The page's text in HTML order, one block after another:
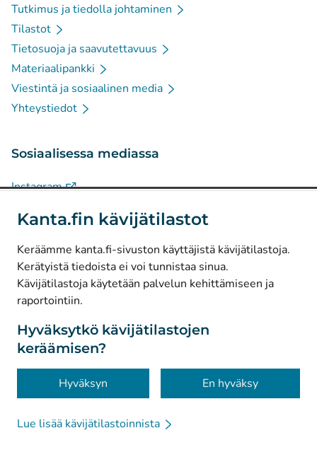
Kanta.fin kävijätilastot
Keräämme kanta.fi-sivuston käyttäjistä kävijätilastoja.
Kerätyistä tiedoista ei voi tunnistaa sinua.
Kävijätilastoja käytetään palvelun kehittämiseen ja
raportointiin.
Hyväksytkö kävijätilastojen
keräämisen?
Hyväksyn En hyväksy
Lue lisää kävijätilastoinnista
Tutkimus ja tiedolla johtaminen
Tilastot
Tietosuoja ja saavutettavuus
Materiaalipankki
Viestintä ja sosiaalinen media
Yhteystiedot
Sosiaalisessa mediassa
Instagram(Avautuu uuteen välilehteen)
Facebook(Avautuu uuteen välilehteen)
© Kanta-Palvelut, Kansaneläkelaitos
Tietosuoja
Tietoa sivustosta
Saavutettavuus
Evästeet